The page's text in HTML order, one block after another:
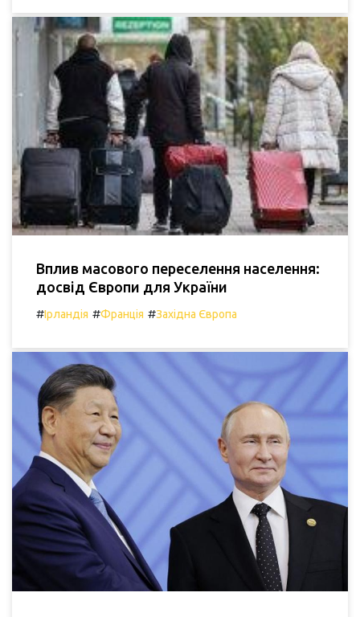
Вплив масового переселення населення:
досвід Європи для України
#Ірландія #Франція #Західна Європа